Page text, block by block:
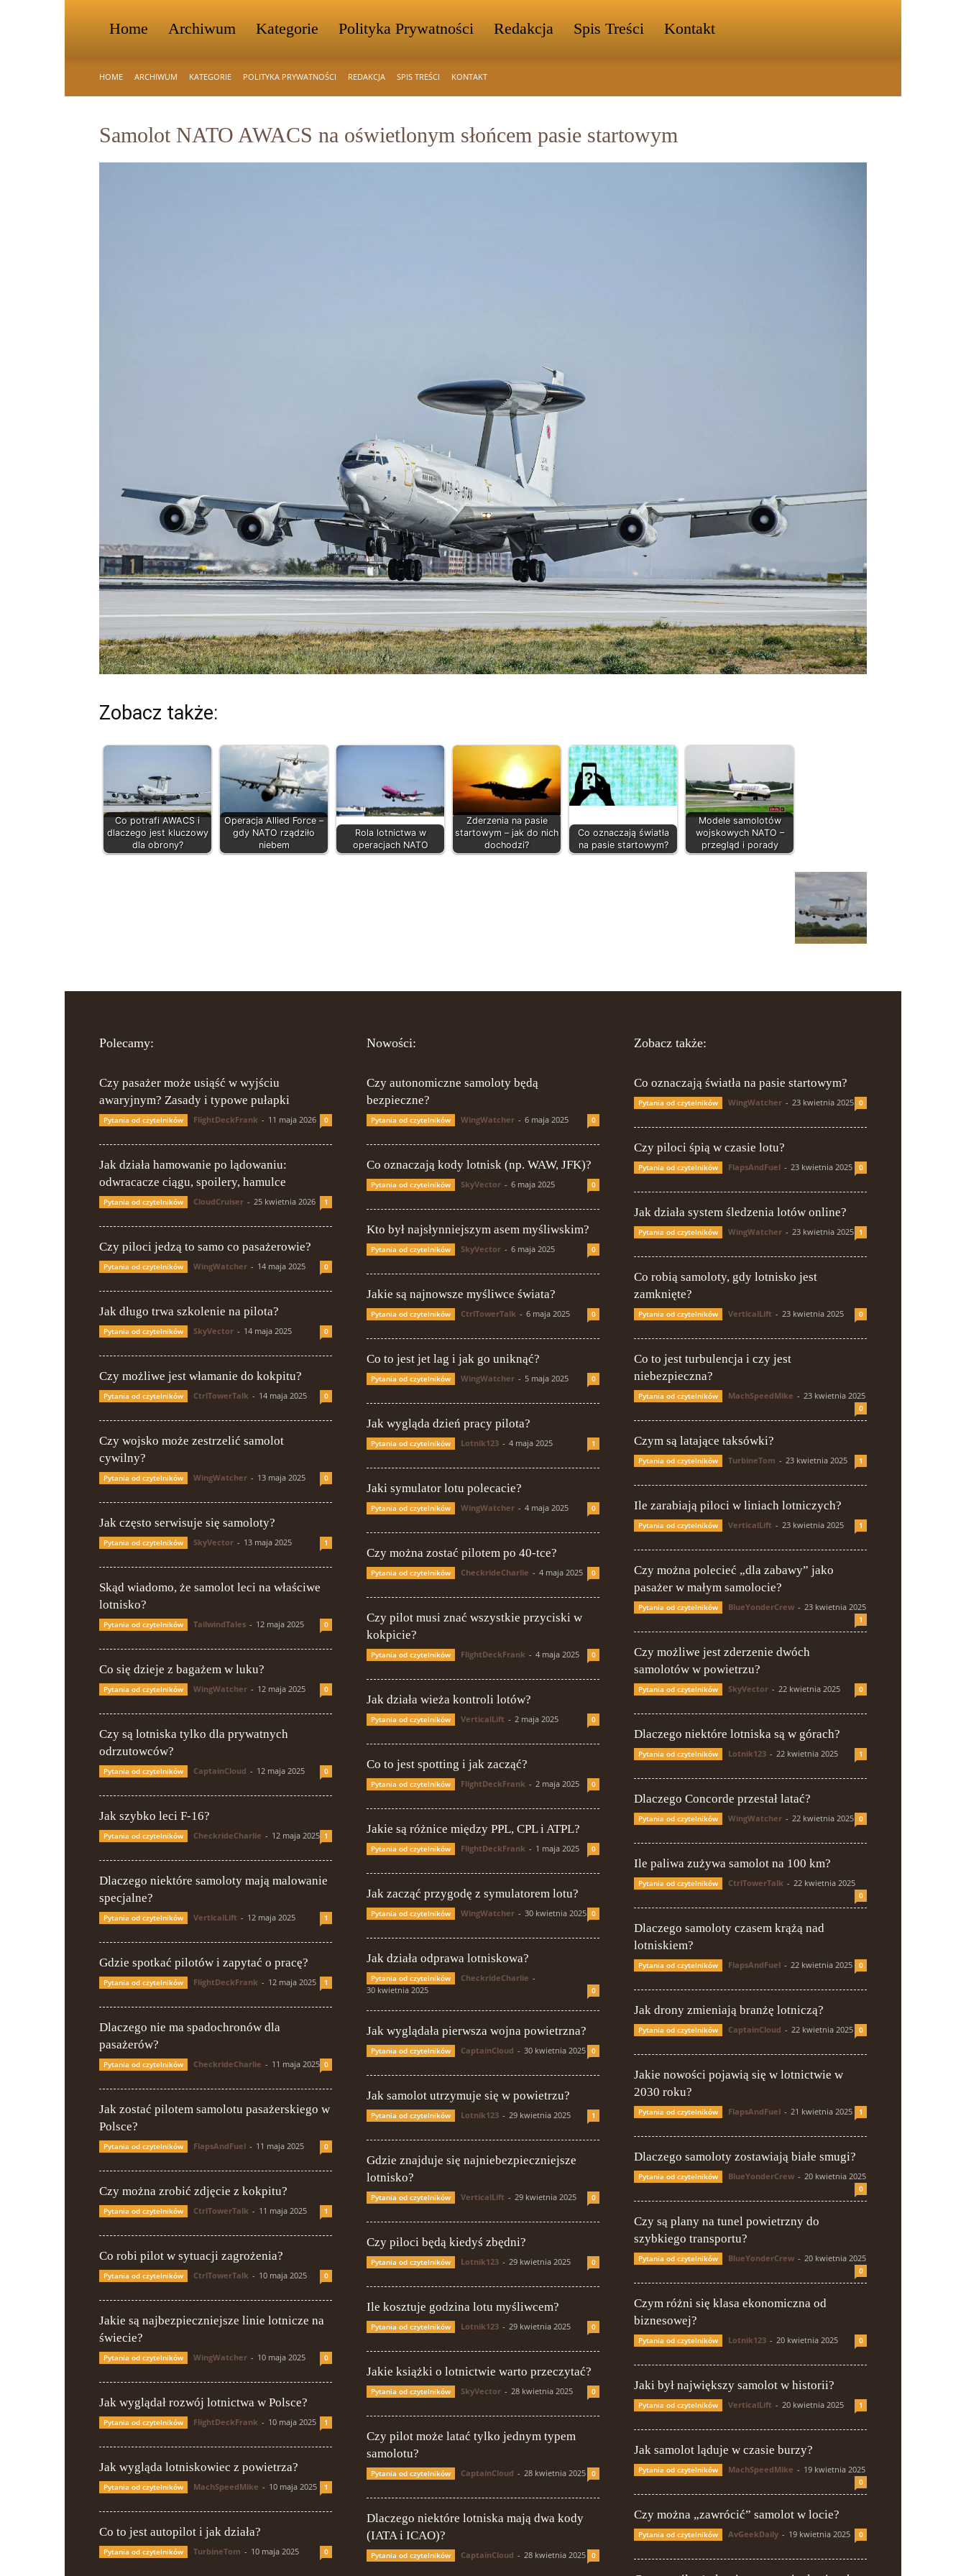
Home Archiwum Kategorie Polityka Prywatności Redakcja Spis Treści Kontakt
HOME ARCHIWUM KATEGORIE POLITYKA PRYWATNOŚCI REDAKCJA SPIS TREŚCI KONTAKT
Samolot NATO AWACS na oświetlonym słońcem pasie startowym
Zobacz także:
Co potrafi AWACS i
dlaczego jest kluczowy
dla obrony?
Operacja Allied Force –
gdy NATO rządziło
niebem
Rola lotnictwa w
operacjach NATO
Zderzenia na pasie
startowym – jak do nich
dochodzi?
Co oznaczają światła
na pasie startowym?
Modele samolotów
wojskowych NATO –
przegląd i porady
Polecamy:
Czy pasażer może usiąść w wyjściu
awaryjnym? Zasady i typowe pułapki
Pytania od czytelników FlightDeckFrank - 11 maja 2026 0
Jak działa hamowanie po lądowaniu:
odwracacze ciągu, spoilery, hamulce
Pytania od czytelników CloudCruiser - 25 kwietnia 2026 1
Czy piloci jedzą to samo co pasażerowie?
Pytania od czytelników WingWatcher - 14 maja 2025 0
Jak długo trwa szkolenie na pilota?
Pytania od czytelników SkyVector - 14 maja 2025 0
Czy możliwe jest włamanie do kokpitu?
Pytania od czytelników CtrlTowerTalk - 14 maja 2025 0
Czy wojsko może zestrzelić samolot
cywilny?
Pytania od czytelników WingWatcher - 13 maja 2025 0
Jak często serwisuje się samoloty?
Pytania od czytelników SkyVector - 13 maja 2025 1
Skąd wiadomo, że samolot leci na właściwe
lotnisko?
Pytania od czytelników TailwindTales - 12 maja 2025 0
Co się dzieje z bagażem w luku?
Pytania od czytelników WingWatcher - 12 maja 2025 0
Czy są lotniska tylko dla prywatnych
odrzutowców?
Pytania od czytelników CaptainCloud - 12 maja 2025 0
Jak szybko leci F-16?
Pytania od czytelników CheckrideCharlie - 12 maja 2025 1
Dlaczego niektóre samoloty mają malowanie
specjalne?
Pytania od czytelników VerticalLift - 12 maja 2025 1
Gdzie spotkać pilotów i zapytać o pracę?
Pytania od czytelników FlightDeckFrank - 12 maja 2025 1
Dlaczego nie ma spadochronów dla
pasażerów?
Pytania od czytelników CheckrideCharlie - 11 maja 2025 0
Jak zostać pilotem samolotu pasażerskiego w
Polsce?
Pytania od czytelników FlapsAndFuel - 11 maja 2025 0
Czy można zrobić zdjęcie z kokpitu?
Pytania od czytelników CtrlTowerTalk - 11 maja 2025 1
Co robi pilot w sytuacji zagrożenia?
Pytania od czytelników CtrlTowerTalk - 10 maja 2025 0
Jakie są najbezpieczniejsze linie lotnicze na
świecie?
Pytania od czytelników WingWatcher - 10 maja 2025 0
Jak wyglądał rozwój lotnictwa w Polsce?
Pytania od czytelników FlightDeckFrank - 10 maja 2025 1
Jak wygląda lotniskowiec z powietrza?
Pytania od czytelników MachSpeedMike - 10 maja 2025 1
Co to jest autopilot i jak działa?
Pytania od czytelników TurbineTom - 10 maja 2025 0
Nowości:
Czy autonomiczne samoloty będą
bezpieczne?
Pytania od czytelników WingWatcher - 6 maja 2025 0
Co oznaczają kody lotnisk (np. WAW, JFK)?
Pytania od czytelników SkyVector - 6 maja 2025 0
Kto był najsłynniejszym asem myśliwskim?
Pytania od czytelników SkyVector - 6 maja 2025 0
Jakie są najnowsze myśliwce świata?
Pytania od czytelników CtrlTowerTalk - 6 maja 2025 0
Co to jest jet lag i jak go uniknąć?
Pytania od czytelników WingWatcher - 5 maja 2025 0
Jak wygląda dzień pracy pilota?
Pytania od czytelników Lotnik123 - 4 maja 2025 1
Jaki symulator lotu polecacie?
Pytania od czytelników WingWatcher - 4 maja 2025 0
Czy można zostać pilotem po 40-tce?
Pytania od czytelników CheckrideCharlie - 4 maja 2025 0
Czy pilot musi znać wszystkie przyciski w
kokpicie?
Pytania od czytelników FlightDeckFrank - 4 maja 2025 0
Jak działa wieża kontroli lotów?
Pytania od czytelników VerticalLift - 2 maja 2025 0
Co to jest spotting i jak zacząć?
Pytania od czytelników FlightDeckFrank - 2 maja 2025 0
Jakie są różnice między PPL, CPL i ATPL?
Pytania od czytelników FlightDeckFrank - 1 maja 2025 0
Jak zacząć przygodę z symulatorem lotu?
Pytania od czytelników WingWatcher - 30 kwietnia 2025 0
Jak działa odprawa lotniskowa?
Pytania od czytelników CheckrideCharlie -
30 kwietnia 2025
0
Jak wyglądała pierwsza wojna powietrzna?
Pytania od czytelników CaptainCloud - 30 kwietnia 2025 0
Jak samolot utrzymuje się w powietrzu?
Pytania od czytelników Lotnik123 - 29 kwietnia 2025 1
Gdzie znajduje się najniebezpieczniejsze
lotnisko?
Pytania od czytelników VerticalLift - 29 kwietnia 2025 0
Czy piloci będą kiedyś zbędni?
Pytania od czytelników Lotnik123 - 29 kwietnia 2025 0
Ile kosztuje godzina lotu myśliwcem?
Pytania od czytelników Lotnik123 - 29 kwietnia 2025 0
Jakie książki o lotnictwie warto przeczytać?
Pytania od czytelników SkyVector - 28 kwietnia 2025 0
Czy pilot może latać tylko jednym typem
samolotu?
Pytania od czytelników CaptainCloud - 28 kwietnia 2025 0
Dlaczego niektóre lotniska mają dwa kody
(IATA i ICAO)?
Pytania od czytelników CaptainCloud - 28 kwietnia 2025 0
Zobacz także:
Co oznaczają światła na pasie startowym?
Pytania od czytelników WingWatcher - 23 kwietnia 2025 0
Czy piloci śpią w czasie lotu?
Pytania od czytelników FlapsAndFuel - 23 kwietnia 2025 0
Jak działa system śledzenia lotów online?
Pytania od czytelników WingWatcher - 23 kwietnia 2025 1
Co robią samoloty, gdy lotnisko jest
zamknięte?
Pytania od czytelników VerticalLift - 23 kwietnia 2025 0
Co to jest turbulencja i czy jest
niebezpieczna?
Pytania od czytelników MachSpeedMike - 23 kwietnia 2025
0
Czym są latające taksówki?
Pytania od czytelników TurbineTom - 23 kwietnia 2025 1
Ile zarabiają piloci w liniach lotniczych?
Pytania od czytelników VerticalLift - 23 kwietnia 2025 1
Czy można polecieć „dla zabawy” jako
pasażer w małym samolocie?
Pytania od czytelników BlueYonderCrew - 23 kwietnia 2025
1
Czy możliwe jest zderzenie dwóch
samolotów w powietrzu?
Pytania od czytelników SkyVector - 22 kwietnia 2025 0
Dlaczego niektóre lotniska są w górach?
Pytania od czytelników Lotnik123 - 22 kwietnia 2025 1
Dlaczego Concorde przestał latać?
Pytania od czytelników WingWatcher - 22 kwietnia 2025 0
Ile paliwa zużywa samolot na 100 km?
Pytania od czytelników CtrlTowerTalk - 22 kwietnia 2025
0
Dlaczego samoloty czasem krążą nad
lotniskiem?
Pytania od czytelników FlapsAndFuel - 22 kwietnia 2025 0
Jak drony zmieniają branżę lotniczą?
Pytania od czytelników CaptainCloud - 22 kwietnia 2025 0
Jakie nowości pojawią się w lotnictwie w
2030 roku?
Pytania od czytelników FlapsAndFuel - 21 kwietnia 2025 1
Dlaczego samoloty zostawiają białe smugi?
Pytania od czytelników BlueYonderCrew - 20 kwietnia 2025
0
Czy są plany na tunel powietrzny do
szybkiego transportu?
Pytania od czytelników BlueYonderCrew - 20 kwietnia 2025
0
Czym różni się klasa ekonomiczna od
biznesowej?
Pytania od czytelników Lotnik123 - 20 kwietnia 2025 0
Jaki był największy samolot w historii?
Pytania od czytelników VerticalLift - 20 kwietnia 2025 1
Jak samolot ląduje w czasie burzy?
Pytania od czytelników MachSpeedMike - 19 kwietnia 2025
0
Czy można „zawrócić” samolot w locie?
Pytania od czytelników AvGeekDaily - 19 kwietnia 2025 0